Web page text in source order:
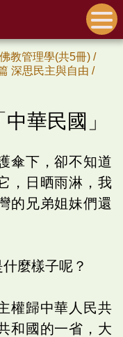
教管理學(共5冊) /
深思民主與自由 /
華民國」
傘下，卻不知道
，日晒雨淋，我
的兄弟姐妹們還
麼樣子呢？
權歸中華人民共
和國的一省，大